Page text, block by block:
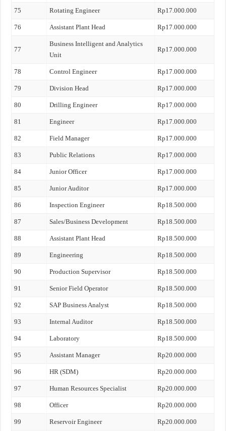
75 Rotating Engineer Rp17.000.000
76 Assistant Plant Head Rp17.000.000
77
Business Intelligent and Analytics
Unit
Rp17.000.000
78 Control Engineer Rp17.000.000
79 Division Head Rp17.000.000
80 Drilling Engineer Rp17.000.000
81 Engineer Rp17.000.000
82 Field Manager Rp17.000.000
83 Public Relations Rp17.000.000
84 Junior Officer Rp17.000.000
85 Junior Auditor Rp17.000.000
86 Inspection Engineer Rp18.500.000
87 Sales/Business Development Rp18.500.000
88 Assistant Plant Head Rp18.500.000
89 Engineering Rp18.500.000
90 Production Supervisor Rp18.500.000
91 Senior Field Operator Rp18.500.000
92 SAP Business Analyst Rp18.500.000
93 Internal Auditor Rp18.500.000
94 Laboratory Rp18.500.000
95 Assistant Manager Rp20.000.000
96 HR (SDM) Rp20.000.000
97 Human Resources Specialist Rp20.000.000
98 Officer Rp20.000.000
99 Reservoir Engineer Rp20.000.000